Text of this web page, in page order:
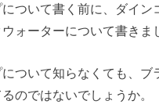
ついて書く前に、ダイン
ォーターについて書きま
ついて知らなくても、ブ
のではないでしょうか。